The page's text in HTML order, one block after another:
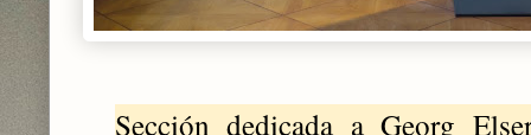
Sección dedicada a Georg